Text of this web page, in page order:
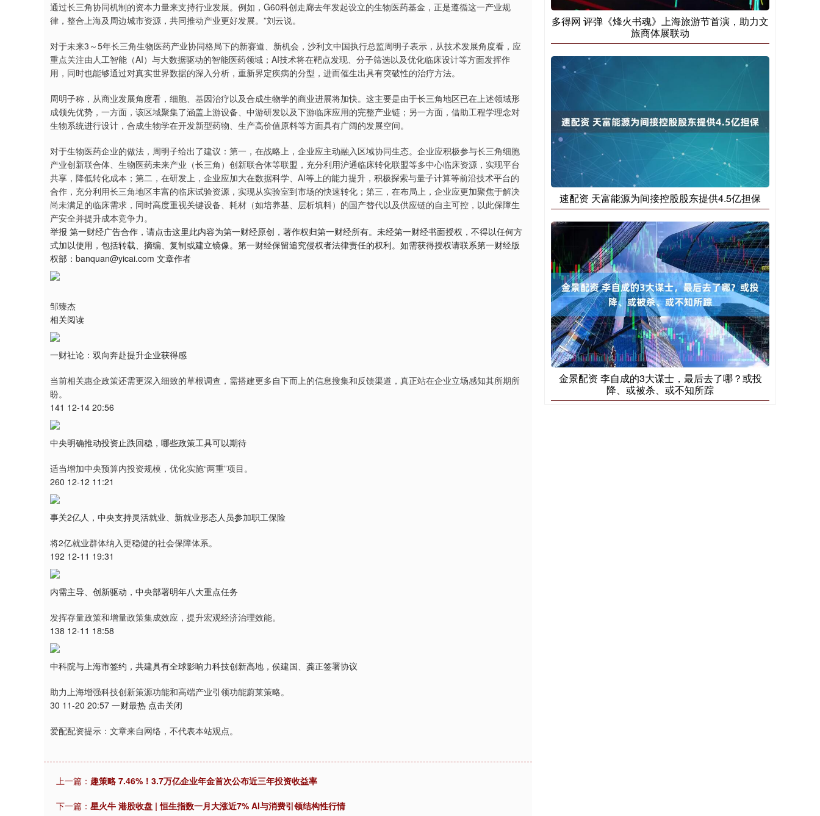
通过长三角协同机制的资本力量来支持行业发展。例如，G60科创走廊去年发起设立的生物医药基金，正是遵循这一产业规
律，整合上海及周边城市资源，共同推动产业更好发展。”刘云说。
对于未来3～5年长三角生物医药产业协同格局下的新赛道、新机会，沙利文中国执行总监周明子表示，从技术发展角度看，应
重点关注由人工智能（AI）与大数据驱动的智能医药领域；AI技术将在靶点发现、分子筛选以及优化临床设计等方面发挥作
用，同时也能够通过对真实世界数据的深入分析，重新界定疾病的分型，进而催生出具有突破性的治疗方法。
周明子称，从商业发展角度看，细胞、基因治疗以及合成生物学的商业进展将加快。这主要是由于长三角地区已在上述领域形
成领先优势，一方面，该区域聚集了涵盖上游设备、中游研发以及下游临床应用的完整产业链；另一方面，借助工程学理念对
生物系统进行设计，合成生物学在开发新型药物、生产高价值原料等方面具有广阔的发展空间。
对于生物医药企业的做法，周明子给出了建议：第一，在战略上，企业应主动融入区域协同生态。企业应积极参与长三角细胞
产业创新联合体、生物医药未来产业（长三角）创新联合体等联盟，充分利用沪通临床转化联盟等多中心临床资源，实现平台
共享，降低转化成本；第二，在研发上，企业应加大在数据科学、AI等上的能力提升，积极探索与量子计算等前沿技术平台的
合作，充分利用长三角地区丰富的临床试验资源，实现从实验室到市场的快速转化；第三，在布局上，企业应更加聚焦于解决
尚未满足的临床需求，同时高度重视关键设备、耗材（如培养基、层析填料）的国产替代以及供应链的自主可控，以此保障生
产安全并提升成本竞争力。
举报 第一财经广告合作，请点击这里此内容为第一财经原创，著作权归第一财经所有。未经第一财经书面授权，不得以任何方
式加以使用，包括转载、摘编、复制或建立镜像。第一财经保留追究侵权者法律责任的权利。如需获得授权请联系第一财经版
权部：banquan@yicai.com 文章作者
邹臻杰
相关阅读
一财社论：双向奔赴提升企业获得感
当前相关惠企政策还需更深入细致的草根调查，需搭建更多自下而上的信息搜集和反馈渠道，真正站在企业立场感知其所期所
盼。
141 12-14 20:56
中央明确推动投资止跌回稳，哪些政策工具可以期待
适当增加中央预算内投资规模，优化实施“两重”项目。
260 12-12 11:21
事关2亿人，中央支持灵活就业、新就业形态人员参加职工保险
将2亿就业群体纳入更稳健的社会保障体系。
192 12-11 19:31
内需主导、创新驱动，中央部署明年八大重点任务
发挥存量政策和增量政策集成效应，提升宏观经济治理效能。
138 12-11 18:58
中科院与上海市签约，共建具有全球影响力科技创新高地，侯建国、龚正签署协议
助力上海增强科技创新策源功能和高端产业引领功能蔚莱策略。
30 11-20 20:57 一财最热 点击关闭
爱配配资提示：文章来自网络，不代表本站观点。
上一篇： 趣策略 7.46%！3.7万亿企业年金首次公布近三年投资收益率
下一篇： 星火牛 港股收盘 | 恒生指数一月大涨近7% AI与消费引领结构性行情
多得网 评弹《烽火书魂》上海旅游节首演，助力文
旅商体展联动
速配资 天富能源为间接控股股东提供4.5亿担保
金景配资 李自成的3大谋士，最后去了哪？或投
降、或被杀、或不知所踪